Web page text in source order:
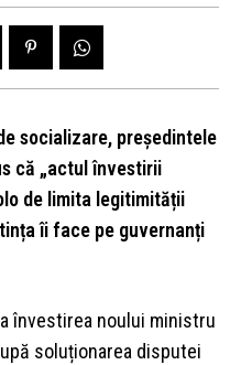
socializare, președintele
că „actul învestirii
de limita legitimității
îi face pe guvernanți
învestirea noului ministru
soluționarea disputei